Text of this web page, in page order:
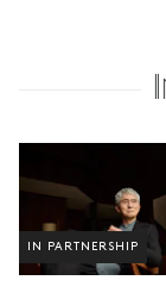
IN PARTNERSHIP